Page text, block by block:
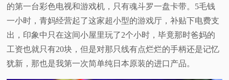
视
频
科
的第一台彩色电视和游戏机，只有魂斗罗一盘卡带。5毛钱
一小时，青妈经营起了这家超小型的游戏厅，补贴下电费支
出，印象中只在这间小屋里玩了2个小时，毕竟那时爸妈的
工资也就只有20块，但是对那只线有点烂烂的手柄还是记忆
犹新，那也是我第一次简单纯日本原装的进口产品。